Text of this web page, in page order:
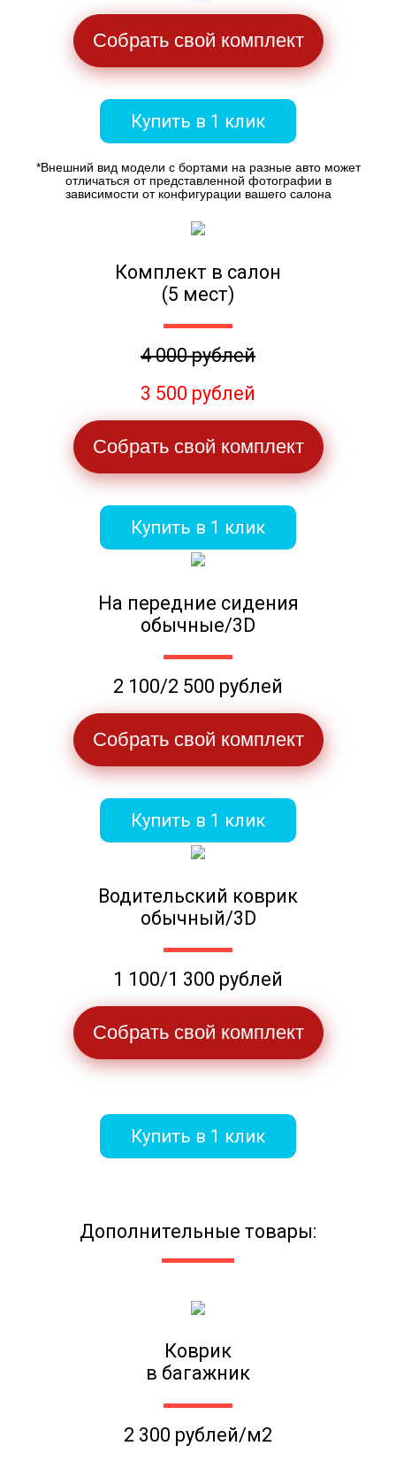
Собрать свой комплект
Купить в 1 клик
*Внешний вид модели с бортами на разные авто может
отличаться от представленной фотографии в
зависимости от конфигурации вашего салона
Комплект в салон
(5 мест)
4 000 рублей
3 500 рублей
Собрать свой комплект
Купить в 1 клик
На передние сидения
обычные/3D
2 100/2 500 рублей
Собрать свой комплект
Купить в 1 клик
Водительский коврик
обычный/3D
1 100/1 300 рублей
Собрать свой комплект
Купить в 1 клик
Дополнительные товары:
Коврик
в багажник
2 300 рублей/м2